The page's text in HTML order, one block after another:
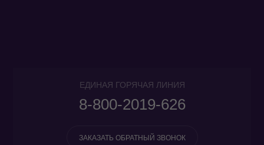
ЕДИНАЯ ГОРЯЧАЯ ЛИНИЯ
8-800-2019-626
ЗАКАЗАТЬ ОБРАТНЫЙ ЗВОНОК